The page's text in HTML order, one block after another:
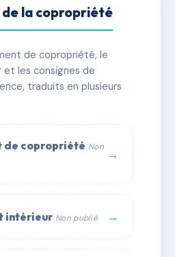
56 lots 🏗 1 bâtiment(s)
Digital
de la copropriété
de copropriété, le
les consignes de
traduits en plusieurs
de copropriété Non →
intérieur Non publié →